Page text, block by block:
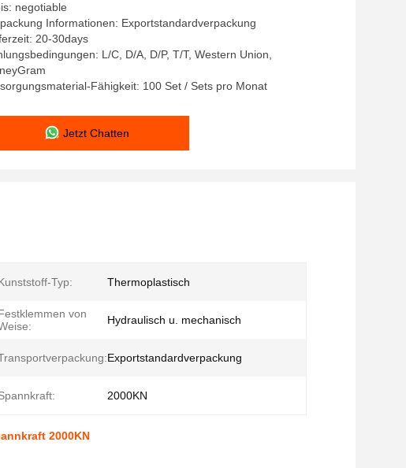
negotiable
Informationen: Exportstandardverpackung
20-30days
L/C, D/A, D/P, T/T, Western Union,
Fähigkeit: 100 Set / Sets pro Monat
Jetzt Chatten
Typ: Thermoplastisch
von
Hydraulisch u. mechanisch
Exportstandardverpackung
2000KN
2000KN